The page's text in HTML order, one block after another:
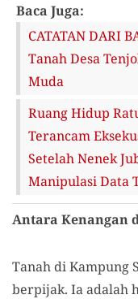
Baca Juga:
CATATAN DARI
Tanah Desa
Muda
Ruang Hidup
Terancam
Setelah Nenek
Manipulasi Data
Antara Kenangan
Tanah di Kampung
berpijak. Ia adalah